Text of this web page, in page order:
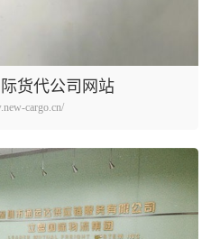
货代公司网站
cargo.cn/